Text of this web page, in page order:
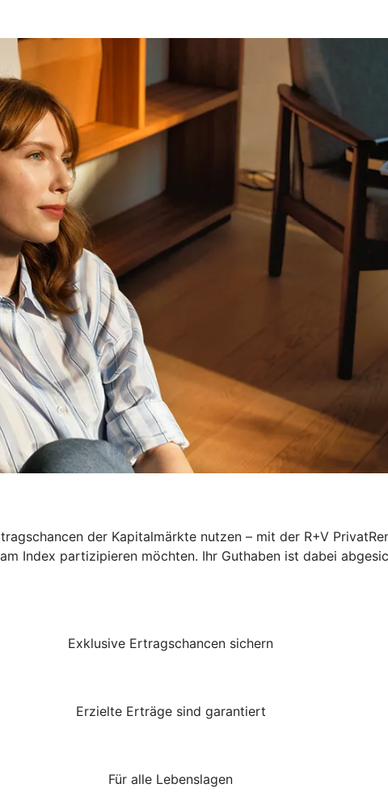
der Kapitalmärkte nutzen – mit der R+V
Index partizipieren möchten. Ihr Guthaben ist dabei
Exklusive Ertragschancen sichern
Erzielte Erträge sind garantiert
Für alle Lebenslagen